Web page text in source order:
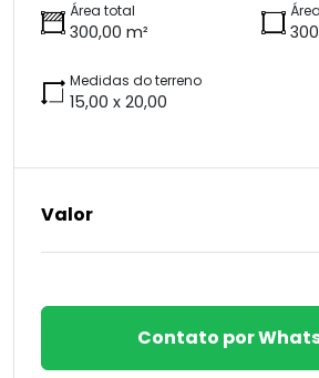
Área total
300,00 m²
Medidas do terreno
15,00 x 20,00
Valor
Contato por